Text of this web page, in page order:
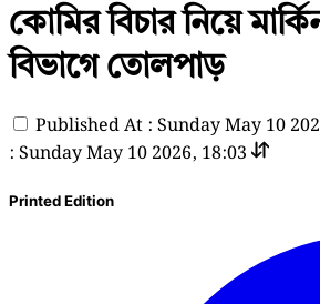
কোমির বিচার নিয়ে
বিভাগে তোলপাড়
Published At : Sunday May 10
: Sunday May 10 2026, 18:03
Printed Edition